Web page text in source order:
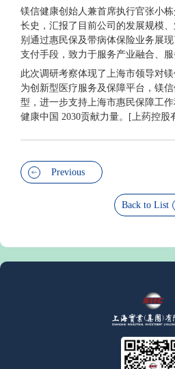
镁信健康创始人兼首席执行官张小
长史，汇报了目前公司的发展规模
别通过惠民保及带病体保险业务展
支付手段，致力于服务产业融合、服
此次调研考察体现了上海市领导对
为创新型医疗服务及保障平台，镁
型，进一步支持上海市惠民保障工
健康中国 2030贡献力量。[上药控股
Previous
Back to List